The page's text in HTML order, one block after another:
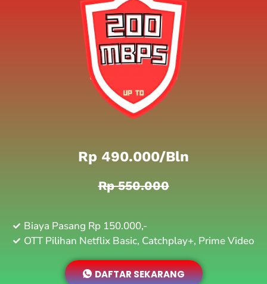
Rp 490.000/bln
Rp 550.000
Biaya Pasang Rp 150.000,-
OTT Pilihan Netflix Basic, Catchplay+, Prime Video
DAFTAR SEKARANG